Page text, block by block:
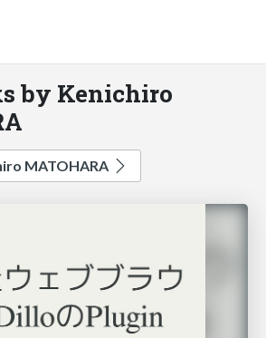
by Kenichiro
MATOHARA